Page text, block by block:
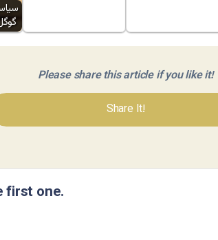
Please share this article if you like it!
Share It!
first one.